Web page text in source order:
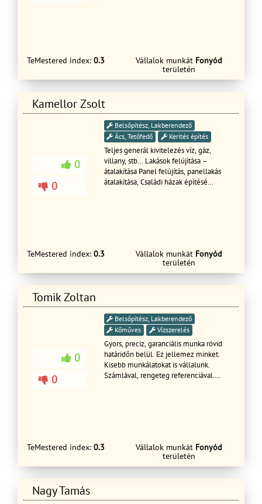
TeMestered index: 0.3 Vállalok munkát Fonyód
területén
Kamellor Zsolt
0
0
Belsőpítész, Lakberendező
Ács, Tetőfedő
Kerítés építés
Teljes generál kivitelezés víz, gáz,
villany, stb… Lakások felújítása –
átalakítása Panel felújítás, panellakás
átalakítása, Családi házak építésé
További szép napot!
TeMestered index: 0.3 Vállalok munkát Fonyód
területén
Tomik Zoltan
0
0
Belsőpítész, Lakberendező
Kőműves
Vízszerelés
Gyors, preciz, garanciális munka rövid
határidőn belül. Ez jellemez minket.
Kisebb munkálatokat is vállalunk.
Számlával, rengeteg referenciával.
TeMestered index: 0.3 Vállalok munkát Fonyód
területén
Nagy Tamás